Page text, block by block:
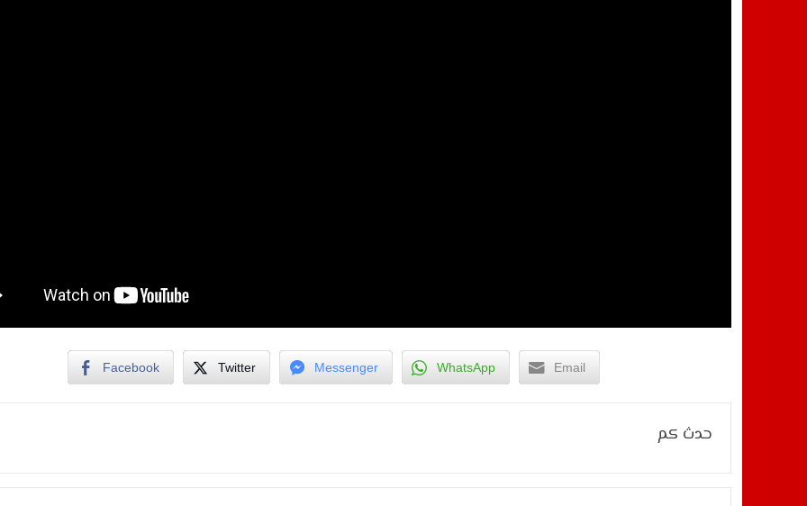
Facebook Twitter Messenger WhatsApp Email
حدث كم